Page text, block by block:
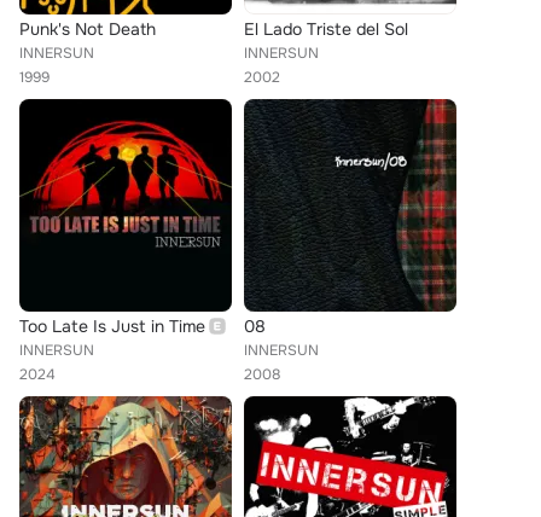
Punk's Not Death
INNERSUN
1999
El Lado Triste del Sol
INNERSUN
2002
Too Late Is Just in Time
INNERSUN
2024
08
INNERSUN
2008